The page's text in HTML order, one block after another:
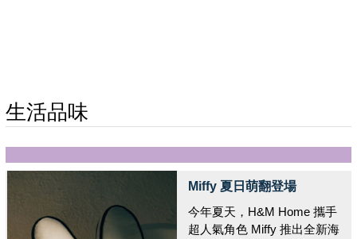
生活品味
Miffy 夏日萌翻登場
今年夏天，H&M Home 攜手
超人氣角色 Miffy 推出全新海